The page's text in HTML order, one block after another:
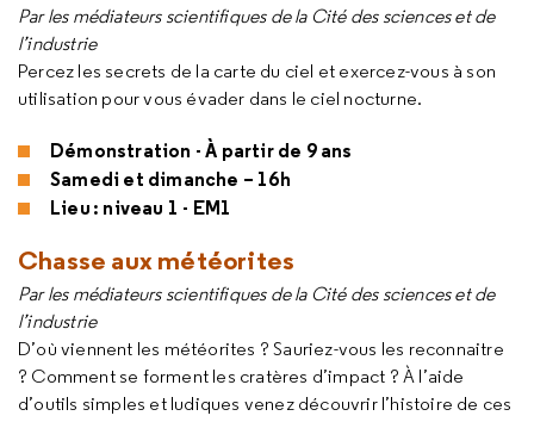
Par les médiateurs scientifiques de la Cité des sciences et de
l’industrie
Percez les secrets de la carte du ciel et exercez-vous à son
utilisation pour vous évader dans le ciel nocturne.
Démonstration - À partir de 9 ans
Samedi et dimanche – 16h
Lieu : niveau 1 - EM1
Chasse aux météorites
Par les médiateurs scientifiques de la Cité des sciences et de
l’industrie
D’où viennent les météorites ? Sauriez-vous les reconnaitre
? Comment se forment les cratères d’impact ? À l’aide
d’outils simples et ludiques venez découvrir l’histoire de ces